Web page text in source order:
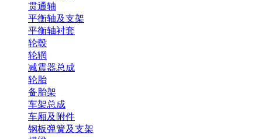
贯通轴
平衡轴及支架
平衡轴衬套
轮毂
轮辋
减震器总成
轮胎
备胎架
车架总成
车厢及附件
钢板弹簧及支架